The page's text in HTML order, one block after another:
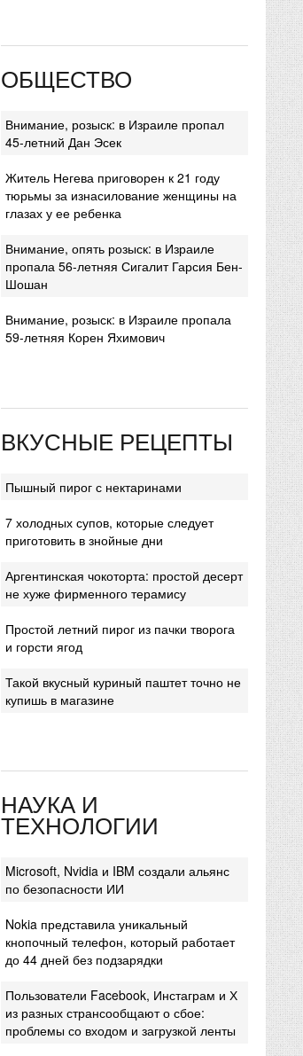
ОБЩЕСТВО
Внимание, розыск: в Израиле пропал
45-летний Дан Эсек
Житель Негева приговорен к 21 году
тюрьмы за изнасилование женщины на
глазах у ее ребенка
Внимание, опять розыск: в Израиле
пропала 56-летняя Сигалит Гарсия Бен-
Шошан
Внимание, розыск: в Израиле пропала
59-летняя Корен Яхимович
ВКУСНЫЕ РЕЦЕПТЫ
Пышный пирог с нектаринами
7 холодных супов, которые следует
приготовить в знойные дни
Аргентинская чокоторта: простой десерт
не хуже фирменного терамису
Простой летний пирог из пачки творога
и горсти ягод
Такой вкусный куриный паштет точно не
купишь в магазине
НАУКА И
ТЕХНОЛОГИИ
Microsoft, Nvidia и IBM создали альянс
по безопасности ИИ
Nokia представила уникальный
кнопочный телефон, который работает
до 44 дней без подзарядки
Пользователи Facebook, Инстаграм и Х
из разных странсообщают о сбое:
проблемы со входом и загрузкой ленты